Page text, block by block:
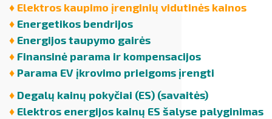
♦ Elektros kaupimo įrenginių vidutinės kainos
♦ Energetikos bendrijos
♦ Energijos taupymo gairės
♦ Finansinė parama ir kompensacijos
♦ Parama EV įkrovimo prieigoms įrengti
♦ Degalų kainų pokyčiai (ES) (savaitės)
♦ Elektros energijos kainų ES šalyse palyginimas